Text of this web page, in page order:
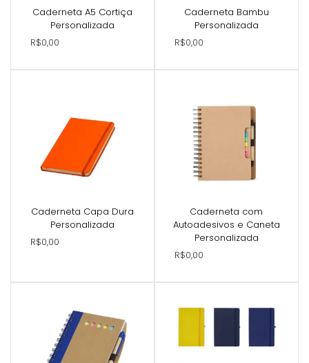
Caderneta A5 Cortiça
Personalizada
R$0,00
Caderneta Bambu
Personalizada
R$0,00
Caderneta Capa Dura
Personalizada
R$0,00
Caderneta com
Autoadesivos e Caneta
Personalizada
R$0,00